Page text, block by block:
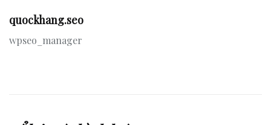
quockhang.seo
wpseo_manager